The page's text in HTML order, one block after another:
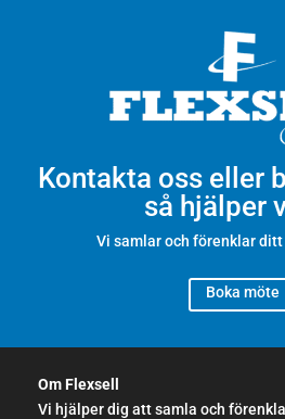
Kontakta oss eller
så hjälper
Vi samlar och förenklar
Boka möte
Om Flexsell
Vi hjälper dig att samla och